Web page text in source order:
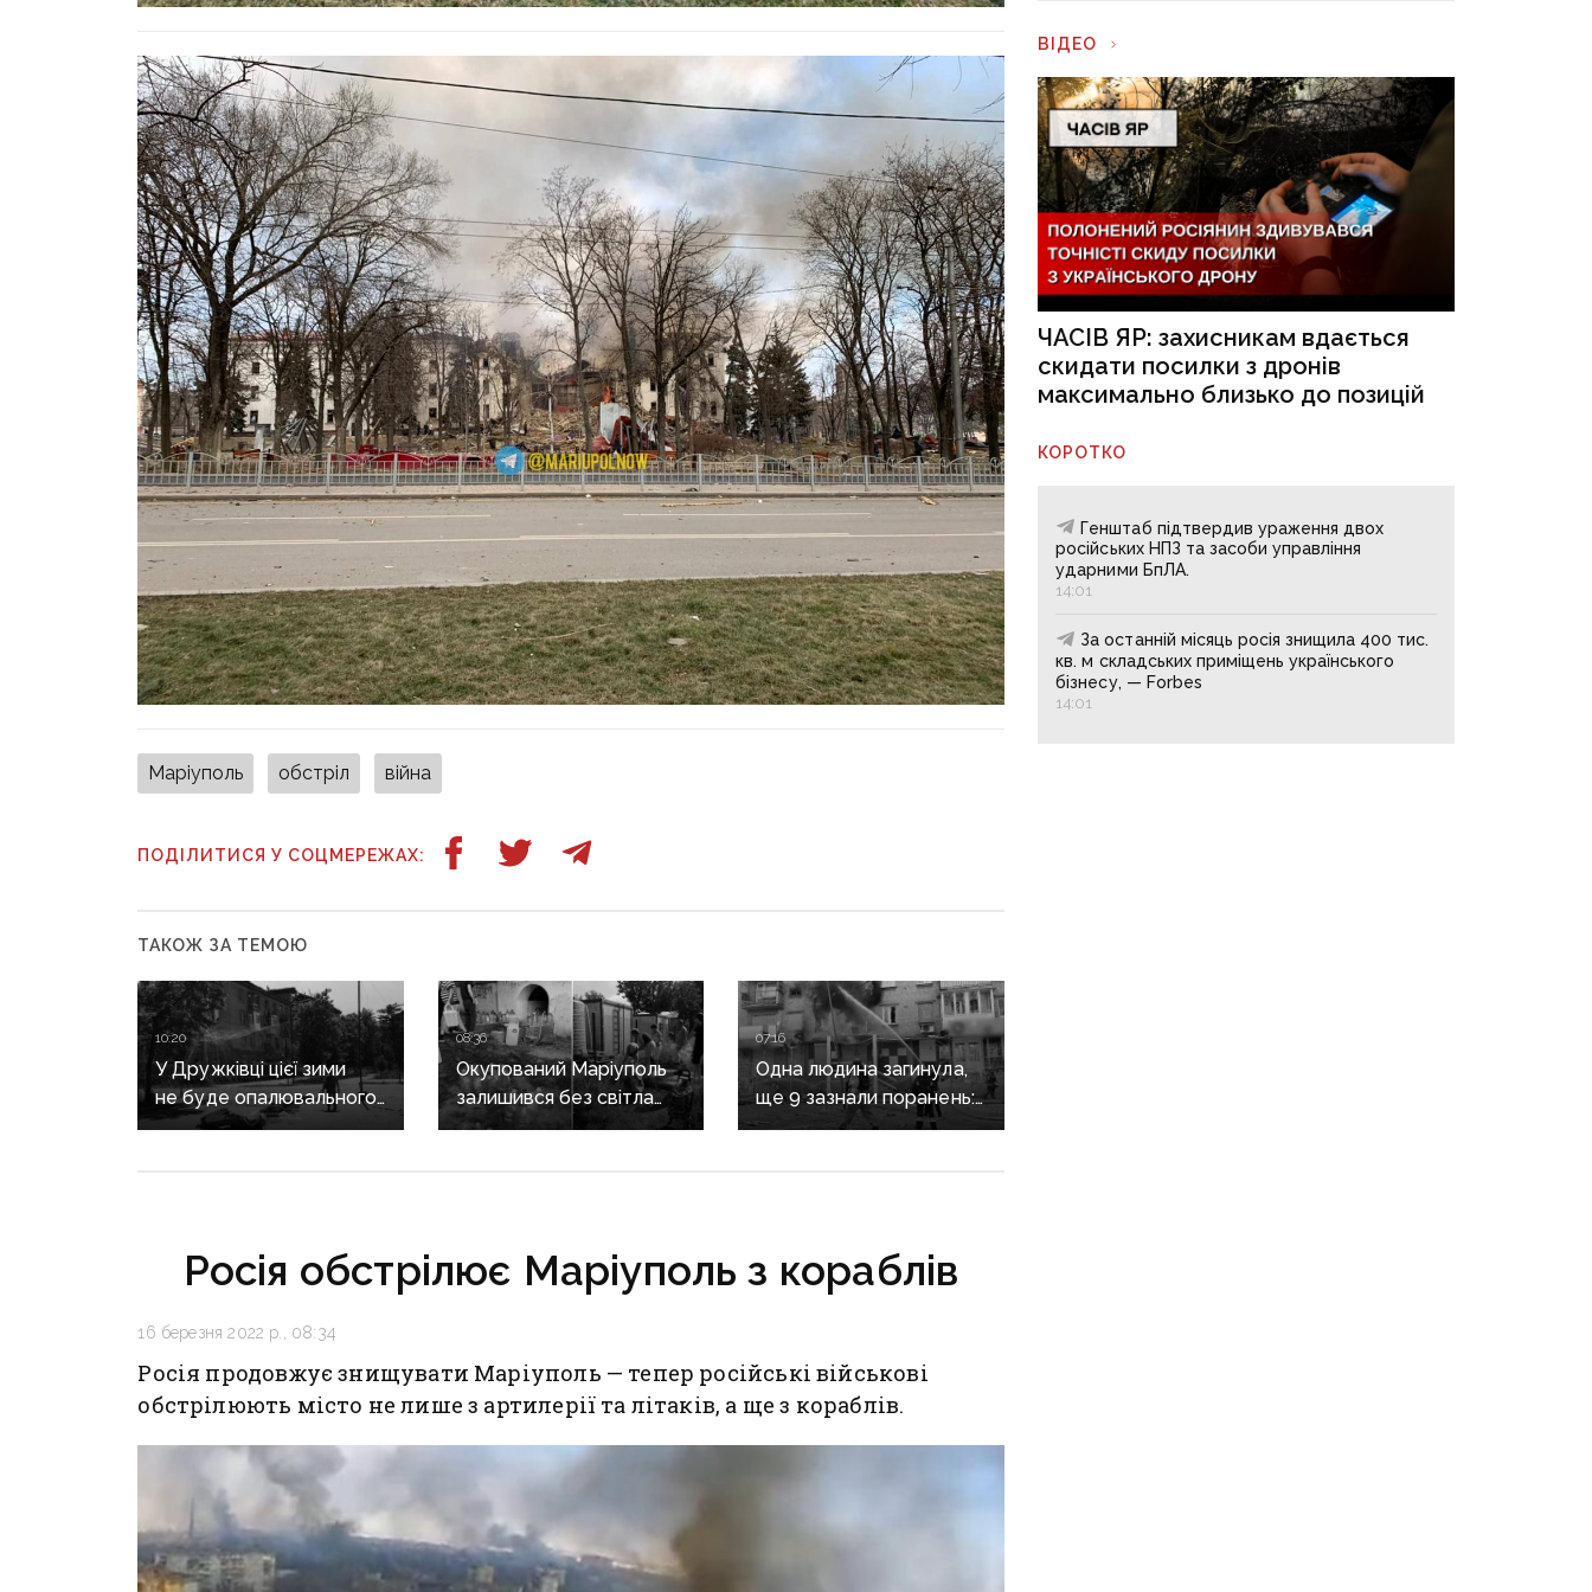
Маріуполь обстріл війна
ПОДІЛИТИСЯ У СОЦМЕРЕЖАХ:
ТАКОЖ ЗА ТЕМОЮ
10:20
У Дружківці цієї зими
не буде опалювального
сезону: фронт
08:36
Окупований Маріуполь
залишився без світла
та води після нічних
07:16
Одна людина загинула,
ще 9 зазнали поранень:
воєнні злочини
Росія обстрілює Маріуполь з кораблів
16 березня 2022 р., 08:34
Росія продовжує знищувати Маріуполь — тепер російські військові
обстрілюють місто не лише з артилерії та літаків, а ще з кораблів.
ВІДЕО
ЧАСІВ ЯР: захисникам вдається
скидати посилки з дронів
максимально близько до позицій
КОРОТКО
Генштаб підтвердив ураження двох
російських НПЗ та засоби управління
ударними БпЛА.
14:01
За останній місяць росія знищила 400 тис.
кв. м складських приміщень українського
бізнесу, — Forbes
14:01